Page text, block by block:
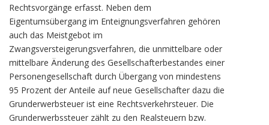
Rechtsvorgänge erfasst. Neben dem
Eigentumsübergang im Enteignungsverfahren gehören
auch das Meistgebot im
Zwangsversteigerungsverfahren, die unmittelbare oder
mittelbare Änderung des Gesellschafterbestandes einer
Personengesellschaft durch Übergang von mindestens
95 Prozent der Anteile auf neue Gesellschafter dazu die
Grunderwerbsteuer ist eine Rechtsverkehrsteuer. Die
Grunderwerbssteuer zählt zu den Realsteuern bzw.